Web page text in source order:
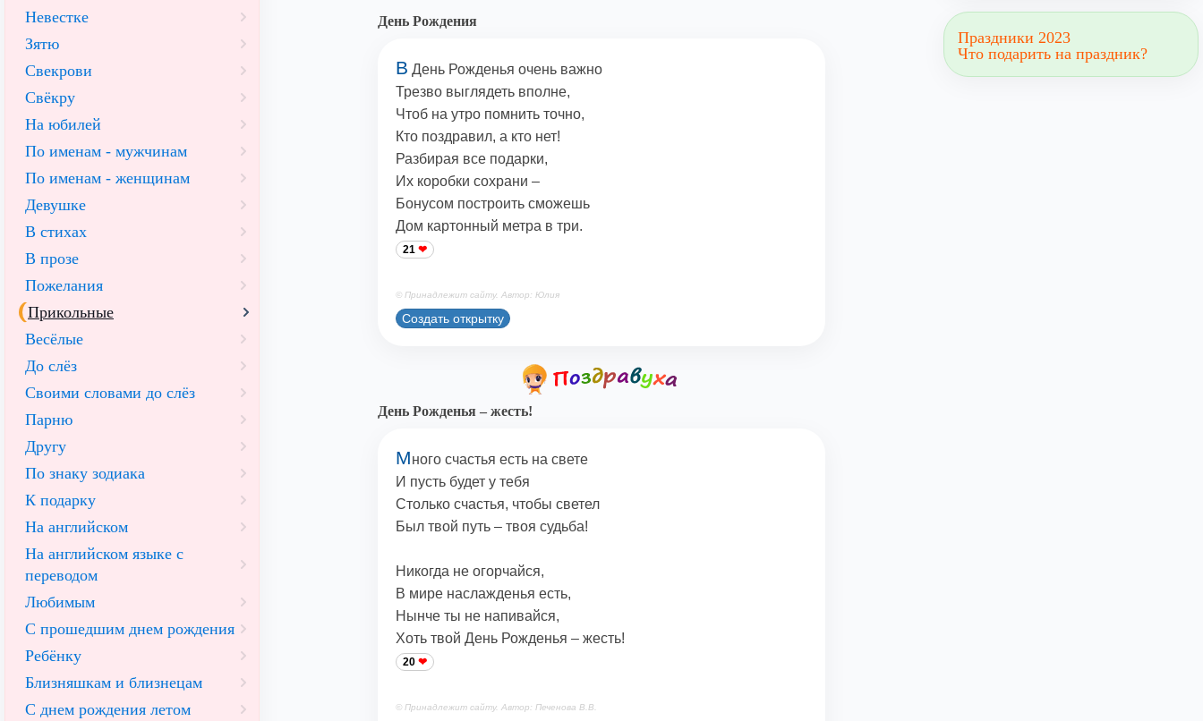
День Рождения
В День Рожденья очень важно
Трезво выглядеть вполне,
Чтоб на утро помнить точно,
Кто поздравил, а кто нет!
Разбирая все подарки,
Их коробки сохрани –
Бонусом построить сможешь
Дом картонный метра в три.
21
© Принадлежит сайту. Автор: Юлия
Создать открытку
День Рожденья – жесть!
Много счастья есть на свете
И пусть будет у тебя
Столько счастья, чтобы светел
Был твой путь – твоя судьба!
Никогда не огорчайся,
В мире наслажденья есть,
Нынче ты не напивайся,
Хоть твой День Рожденья – жесть!
20
© Принадлежит сайту. Автор: Печенова В.В.
Невестке
Зятю
Свекрови
Свёкру
На юбилей
По именам - мужчинам
По именам - женщинам
Девушке
В стихах
В прозе
Пожелания
Прикольные
Весёлые
До слёз
Своими словами до слёз
Парню
Другу
По знаку зодиака
К подарку
На английском
На английском языке с
переводом
Любимым
С прошедшим днем рождения
Ребёнку
Близняшкам и близнецам
С днем рождения летом
Праздники 2023
Что подарить на праздник?